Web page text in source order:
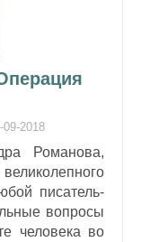
09-2018
Романова,
писатель-
вопросы
человека во